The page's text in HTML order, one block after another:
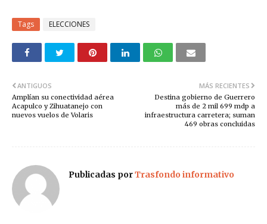
Tags ELECCIONES
MÁS RECIENTES
Destina gobierno de Guerrero
más de 2 mil 699 mdp a
infraestructura carretera; suman
469 obras concluidas
ANTIGUOS
Amplían su conectividad aérea
Acapulco y Zihuatanejo con
nuevos vuelos de Volaris
Publicadas porTrasfondo informativo